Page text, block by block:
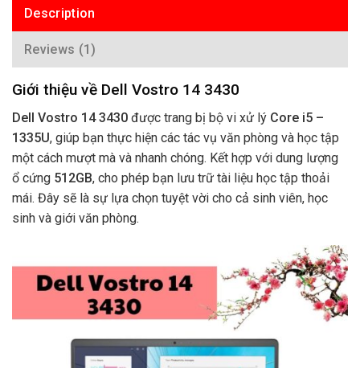
Description
Reviews (1)
Giới thiệu về Dell Vostro 14 3430
Dell Vostro 14 3430 được trang bị bộ vi xử lý Core i5 –
1335U, giúp bạn thực hiện các tác vụ văn phòng và học tập
một cách mượt mà và nhanh chóng. Kết hợp với dung lượng
ổ cứng 512GB, cho phép bạn lưu trữ tài liệu học tập thoải
mái. Đây sẽ là sự lựa chọn tuyệt vời cho cả sinh viên, học
sinh và giới văn phòng.